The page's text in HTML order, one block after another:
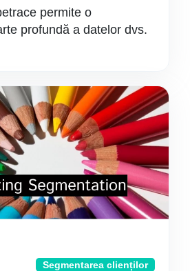
permite o
profundă a datelor dvs.
Segmentarea clienților